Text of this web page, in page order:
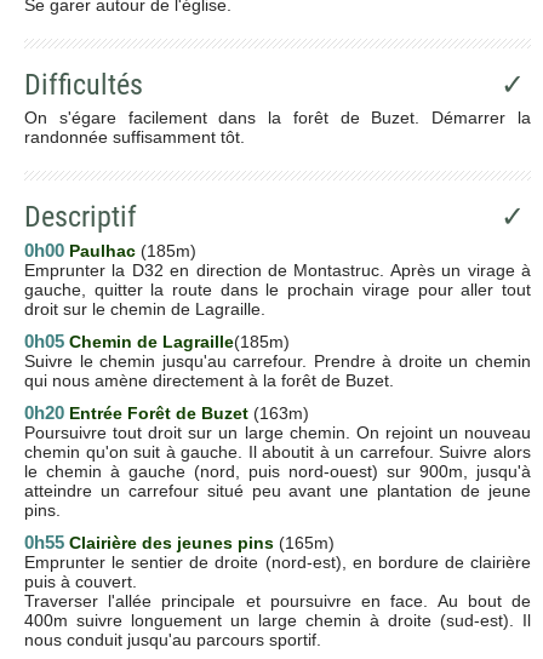
Se garer autour de l'église.
Difficultés ✓
On s'égare facilement dans la forêt de Buzet. Démarrer la
randonnée suffisamment tôt.
Descriptif ✓
0h00 Paulhac (185m)
Emprunter la D32 en direction de Montastruc. Après un virage à
gauche, quitter la route dans le prochain virage pour aller tout
droit sur le chemin de Lagraille.
0h05 Chemin de Lagraille(185m)
Suivre le chemin jusqu'au carrefour. Prendre à droite un chemin
qui nous amène directement à la forêt de Buzet.
0h20 Entrée Forêt de Buzet (163m)
Poursuivre tout droit sur un large chemin. On rejoint un nouveau
chemin qu'on suit à gauche. Il aboutit à un carrefour. Suivre alors
le chemin à gauche (nord, puis nord-ouest) sur 900m, jusqu'à
atteindre un carrefour situé peu avant une plantation de jeune
pins.
0h55 Clairière des jeunes pins (165m)
Emprunter le sentier de droite (nord-est), en bordure de clairière
puis à couvert.
Traverser l'allée principale et poursuivre en face. Au bout de
400m suivre longuement un large chemin à droite (sud-est). Il
nous conduit jusqu'au parcours sportif.